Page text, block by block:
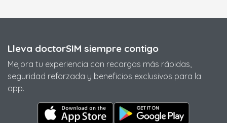
Lleva doctorSIM siempre contigo
Mejora tu experiencia con recargas más rápidas,
seguridad reforzada y beneficios exclusivos para la
app.